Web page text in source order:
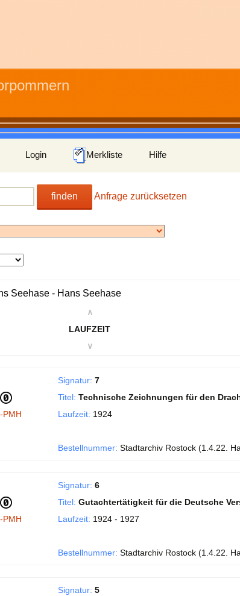
Login Merkliste Hilfe
finden Anfrage zurücksetzen
Seehase - Hans Seehase
∧
LAUFZEIT
∨
PMH
Signatur: 7
Titel: Technische Zeichnungen für den
Laufzeit: 1924
Bestellnummer: Stadtarchiv Rostock (1.4.22.
PMH
Signatur: 6
Titel: Gutachtertätigkeit für die Deutsche
Laufzeit: 1924 - 1927
Bestellnummer: Stadtarchiv Rostock (1.4.22.
Signatur: 5